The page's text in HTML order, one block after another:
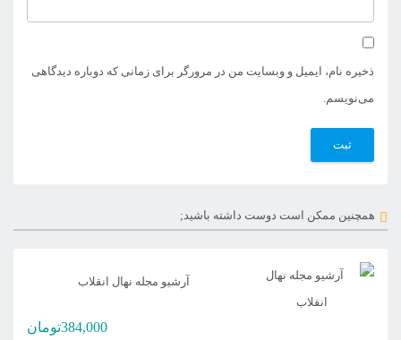
ذخیره نام، ایمیل و وبسایت من در مرورگر برای زمانی که دوباره دیدگاهی
می‌نویسم.
همچنین ممکن است دوست داشته باشید;
آرشیو مجله نهال انقلاب
384,000تومان